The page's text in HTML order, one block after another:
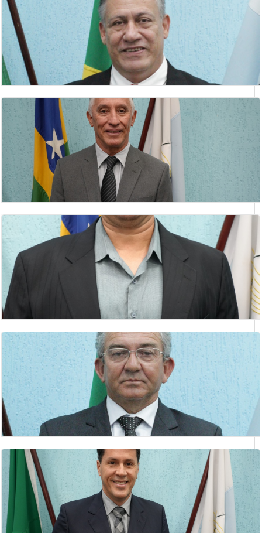
ANÍSIO PEREIRA
2 Secretario
CLÁUDIO SILVA LIMA
vereador
CLEUBER JOSÉ VAZ
vereador
DANIEL NUNES FREIRE
1º Secretário
DEUSMAR BARBOSA DA ROCHA
Vereador(a)